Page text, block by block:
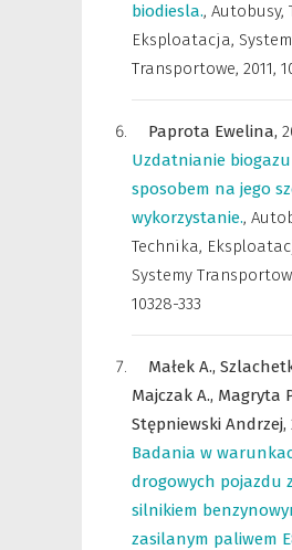
biodiesla., Autobusy,
Eksploatacja,
Transportowe, 2011,
Paprota Ewelina,
Uzdatnianie biogazu
sposobem na jego
wykorzystanie.,
Technika,
Systemy
10328-333
Małek A.,
Majczak A., Magryta
Stępniewski Andrzej,
Badania w
drogowych pojazdu z
silnikiem
zasilanym paliwem